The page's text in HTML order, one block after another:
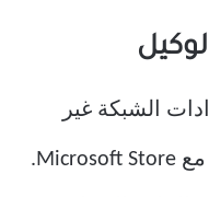
الشبكة غير
المنتظمة في حدوث مشكلات مع Microsoft Store.